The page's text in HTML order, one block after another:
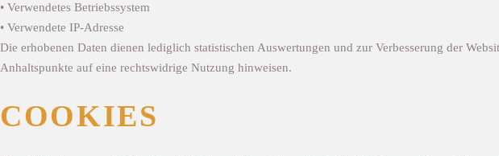
• Verwendetes Betriebssystem
• Verwendete IP-Adresse
Die erhobenen Daten dienen lediglich statistischen Auswertungen und zur Verbesserung der
Anhaltspunkte auf eine rechtswidrige Nutzung hinweisen.
COOKIES